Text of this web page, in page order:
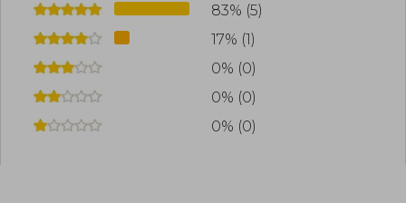
83% (5)
17% (1)
0% (0)
0% (0)
0% (0)